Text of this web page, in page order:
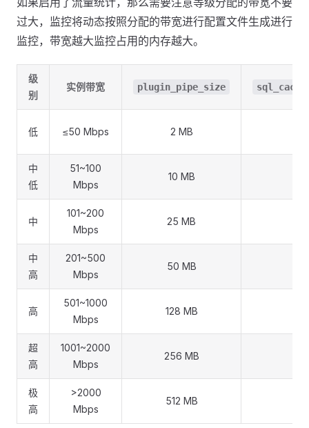
过大，监控将动态按照分配的带宽进行配置文件生成进行
监控，带宽越大监控占用的内存越大。
级
别
实例带宽 plugin_pipe_size
低 ≤50 Mbps 2 MB
中
低
51~100
Mbps
10 MB
中
101~200
Mbps
25 MB
中
高
201~500
Mbps
50 MB
高
501~1000
Mbps
128 MB
超
高
1001~2000
Mbps
256 MB
极
高
>2000
Mbps
512 MB